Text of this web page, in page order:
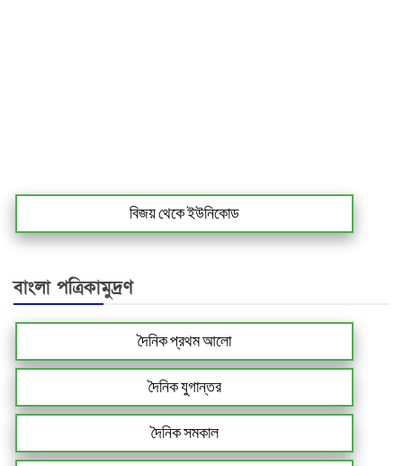
বিজয় থেকে ইউনিকোড
বাংলা পত্রিকামুদ্রণ
দৈনিক প্রথম আলো
দৈনিক যুগান্তর
দৈনিক সমকাল